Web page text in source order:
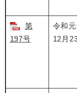
第
197号
令和
12月